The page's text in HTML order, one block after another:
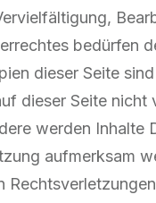
bedürfen
dieser Seite
dieser Seite
werden Inhalte
aufmerksam